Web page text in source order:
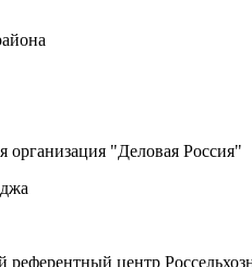
организация "Деловая Россия"
центр